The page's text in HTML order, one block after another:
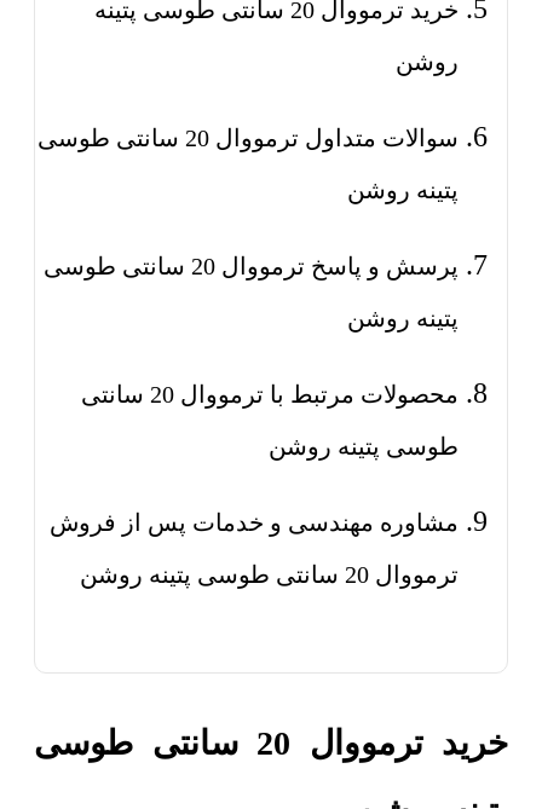
خرید ترمووال 20 سانتی طوسی پتینه
روشن
سوالات متداول ترمووال 20 سانتی طوسی
پتینه روشن
پرسش و پاسخ ترمووال 20 سانتی طوسی
پتینه روشن
محصولات مرتبط با ترمووال 20 سانتی
طوسی پتینه روشن
مشاوره مهندسی و خدمات پس از فروش
ترمووال 20 سانتی طوسی پتینه روشن
خرید ترمووال 20 سانتی طوسی